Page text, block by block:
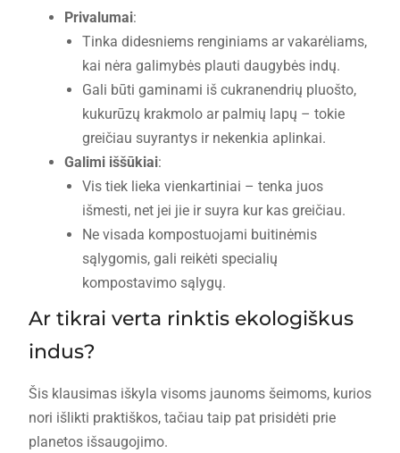
Privalumai:
Tinka didesniems renginiams ar vakarėliams,
kai nėra galimybės plauti daugybės indų.
Gali būti gaminami iš cukranendrių pluošto,
kukurūzų krakmolo ar palmių lapų – tokie
greičiau suyrantys ir nekenkia aplinkai.
Galimi iššūkiai:
Vis tiek lieka vienkartiniai – tenka juos
išmesti, net jei jie ir suyra kur kas greičiau.
Ne visada kompostuojami buitinėmis
sąlygomis, gali reikėti specialių
kompostavimo sąlygų.
Ar tikrai verta rinktis ekologiškus
indus?
Šis klausimas iškyla visoms jaunoms šeimoms, kurios
nori išlikti praktiškos, tačiau taip pat prisidėti prie
planetos išsaugojimo.